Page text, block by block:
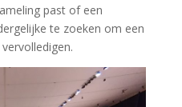
past of een
te zoeken om een